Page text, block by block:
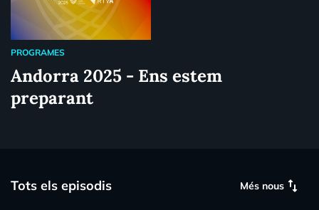
PROGRAMES
Andorra 2025 - Ens estem
preparant
Tots els episodis Més nous swap_vert